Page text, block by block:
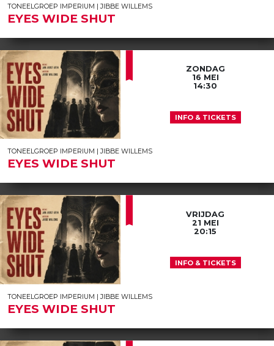
TONEELGROEP IMPERIUM | JIBBE WILLEMS
EYES WIDE SHUT
TONEELGROEP IMPERIUM | JIBBE WILLEMS
EYES WIDE SHUT
ZONDAG
16 MEI
14:30
INFO & TICKETS
TONEELGROEP IMPERIUM | JIBBE WILLEMS
EYES WIDE SHUT
VRIJDAG
21 MEI
20:15
INFO & TICKETS